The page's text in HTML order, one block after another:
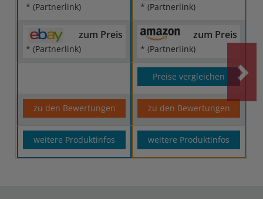
* (Partnerlink) * (Partnerlink)
zum Preis
* (Partnerlink)
zum Preis
* (Partnerlink)
Preise vergleichen
zu den Bewertungen zu den Bewertungen
weitere Produktinfos weitere Produktinfos